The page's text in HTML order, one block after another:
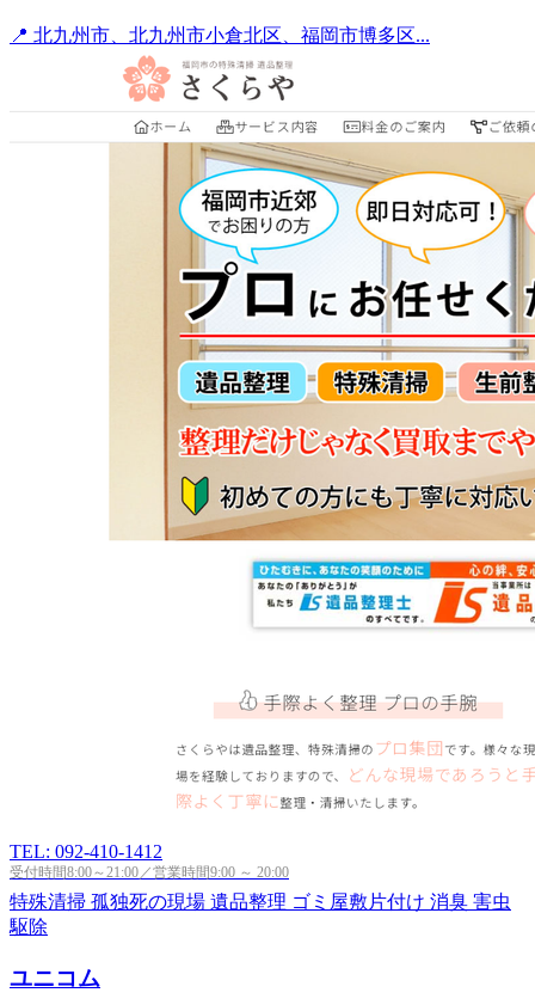
📍 北九州市、北九州市小倉北区、福岡市博多区...
TEL: 092-410-1412
受付時間8:00～21:00／営業時間9:00 ～ 20:00
特殊清掃 孤独死の現場 遺品整理 ゴミ屋敷片付け 消臭 害虫
駆除
ユニコム